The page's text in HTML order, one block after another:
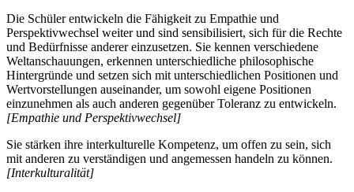
Die Schüler entwickeln die Fähigkeit zu Empathie und
Perspektivwechsel weiter und sind sensibilisiert, sich für die Rechte
und Bedürfnisse anderer einzusetzen. Sie kennen verschiedene
Weltanschauungen, erkennen unterschiedliche philosophische
Hintergründe und setzen sich mit unterschiedlichen Positionen und
Wertvorstellungen auseinander, um sowohl eigene Positionen
einzunehmen als auch anderen gegenüber Toleranz zu entwickeln.
[Empathie und Perspektivwechsel]
Sie stärken ihre interkulturelle Kompetenz, um offen zu sein, sich
mit anderen zu verständigen und angemessen handeln zu können.
[Interkulturalität]